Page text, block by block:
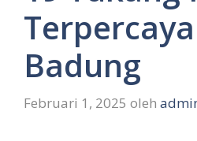
Badung
Februari 1, 2025 oleh